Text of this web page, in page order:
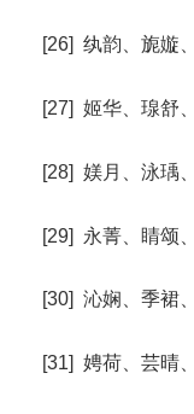
[26] 纨韵、旎嫙
[27] 姬华、瑔舒
[28] 媄月、泳瑀
[29] 永菁、睛颂
[30] 沁娴、季裙
[31] 娉荷、芸晴